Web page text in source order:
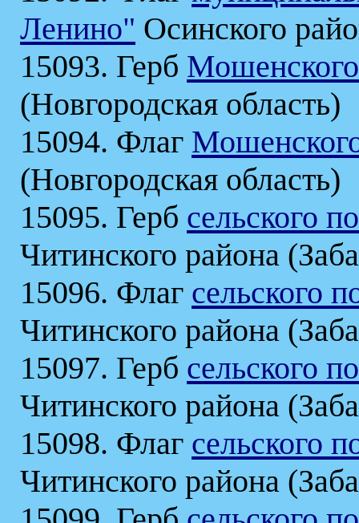
Ленино" Осинского
15093. Герб
(Новгородская область)
15094. Флаг
(Новгородская область)
15095. Герб сельского
Читинского района
15096. Флаг сельского
Читинского района
15097. Герб сельского
Читинского района
15098. Флаг сельского
Читинского района